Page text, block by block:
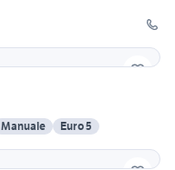
Manuale
Euro 5